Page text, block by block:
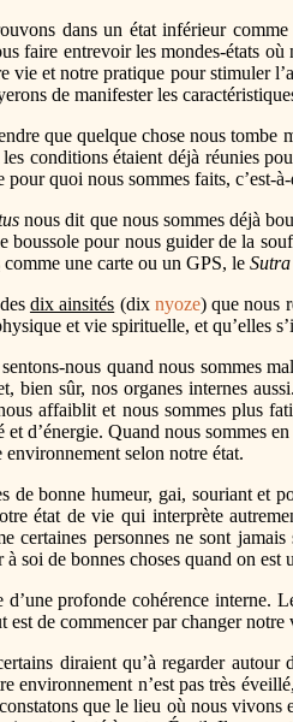
dans un état inférieur comme
faire entrevoir les mondes-états où
vie et notre pratique pour stimuler
de manifester les
que quelque chose nous tombe
conditions étaient déjà réunies
pour quoi nous sommes faits, c’est-
nous dit que nous sommes déjà
boussole pour nous guider de la
comme une carte ou un GPS, le
dix ainsités (dix nyoze) que nous
et vie spirituelle, et qu’elles
nous quand nous sommes
bien sûr, nos organes internes
affaiblit et nous sommes plus
d’énergie. Quand nous sommes
environnement selon notre état.
de bonne humeur, gai, souriant et
état de vie qui interprète
certaines personnes ne sont
soi de bonnes choses quand on est
d’une profonde cohérence interne.
est de commencer par changer
diraient qu’à regarder
environnement n’est pas très
que le lieu où nous vivons